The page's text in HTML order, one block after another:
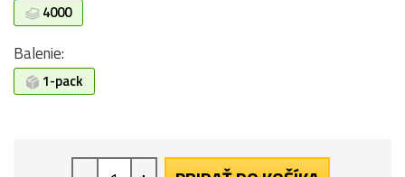
4000
Balenie:
1-pack